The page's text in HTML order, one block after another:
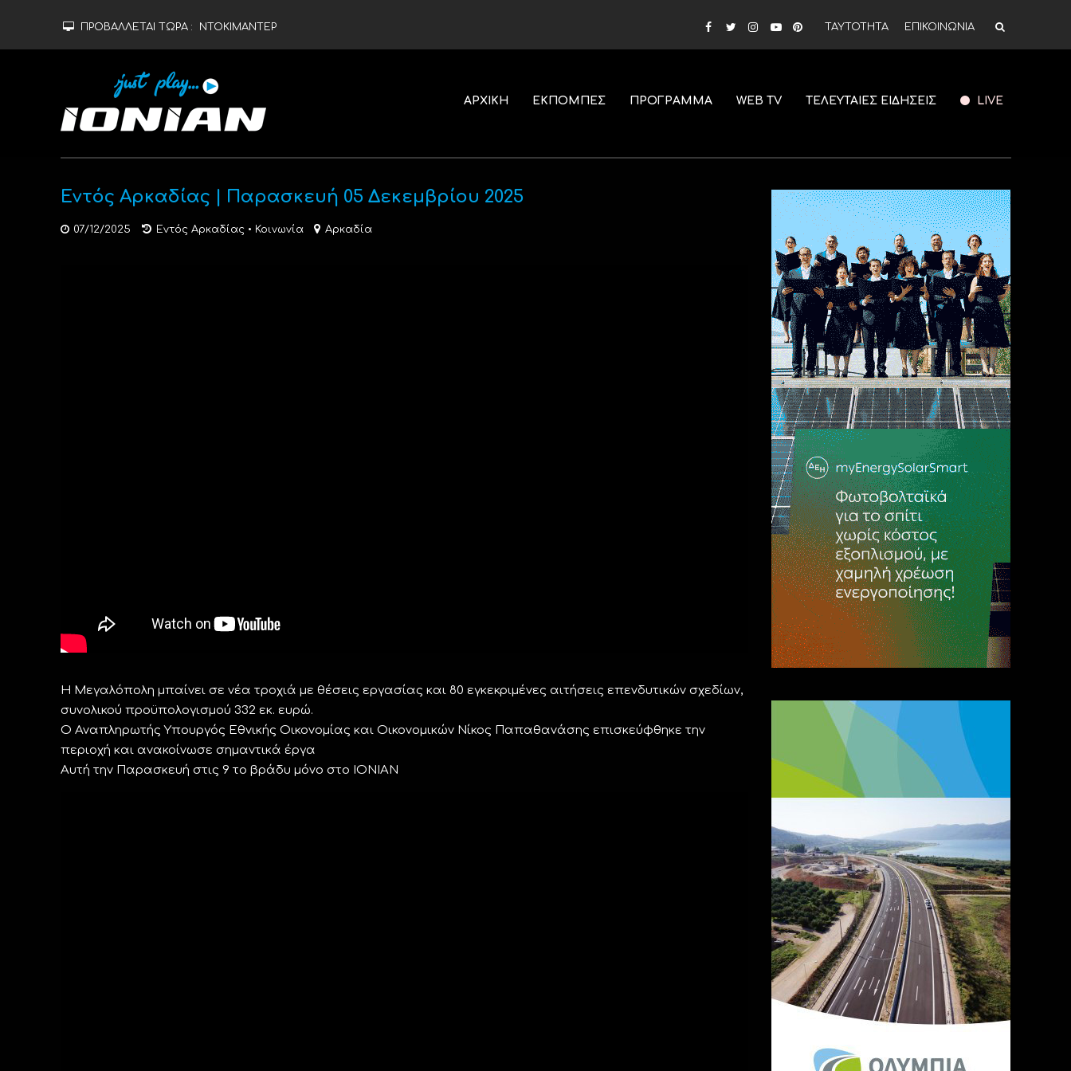
ΠΡΟΒΑΛΛΕΤΑΙ ΤΩΡΑ : ΝΤΟΚΙΜΑΝΤΕΡ ΤΑΥΤΟΤΗΤΑ ΕΠΙΚΟΙΝΩΝΙΑ
ΑΡΧΙΚΗ ΕΚΠΟΜΠΕΣ ΠΡΟΓΡΑΜΜΑ WEB TV ΤΕΛΕΥΤΑΙΕΣ ΕΙΔΗΣΕΙΣ LIVE
Εντός Αρκαδίας | Παρασκευή 05 Δεκεμβρίου 2025
07/12/2025 Εντός Αρκαδίας • Κοινωνία Αρκαδία
Η Μεγαλόπολη μπαίνει σε νέα τροχιά με θέσεις εργασίας και 80 εγκεκριμένες αιτήσεις επενδυτικών σχεδίων,
συνολικού προϋπολογισμού 332 εκ. ευρώ.
Ο Αναπληρωτής Υπουργός Εθνικής Οικονομίας και Οικονομικών Νίκος Παπαθανάσης επισκεύφθηκε την
περιοχή και ανακοίνωσε σημαντικά έργα
Αυτή την Παρασκευή στις 9 το βράδυ μόνο στο ΙΟΝΙΑΝ